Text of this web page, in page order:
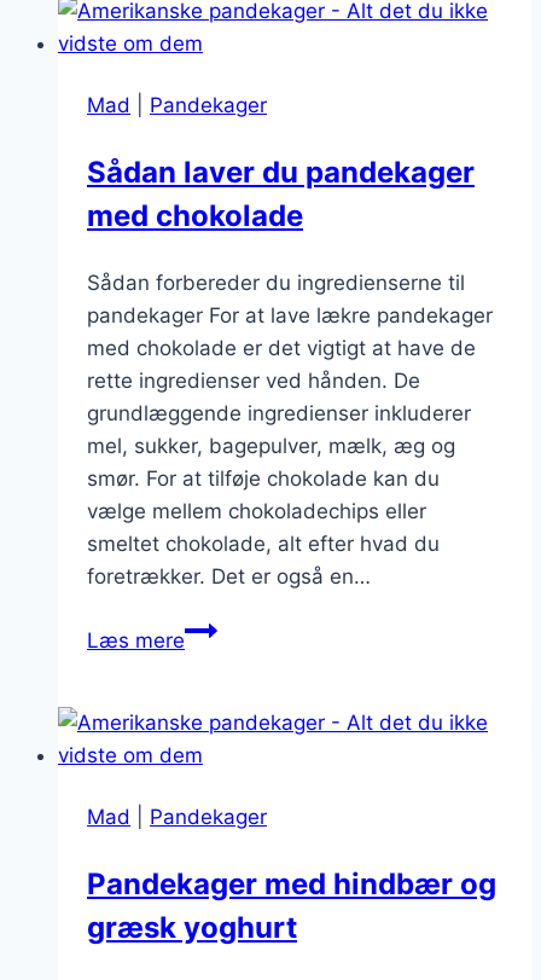
citronskal
Mad Pandekager
Sådan laver du pandekager
med chokolade
Sådan forbereder du ingredienserne til
pandekager For at lave lækre pandekager
med chokolade er det vigtigt at have de
rette ingredienser ved hånden. De
grundlæggende ingredienser inkluderer
mel, sukker, bagepulver, mælk, æg og
smør. For at tilføje chokolade kan du
vælge mellem chokoladechips eller
smeltet chokolade, alt efter hvad du
foretrækker. Det er også en…
Læs mereSådan
pandekager
med
Mad
Pandekager
Pandekager med hindbær og
græsk yoghurt